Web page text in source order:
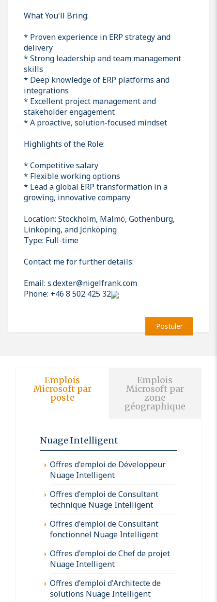
What You'll Bring:
* Proven experience in ERP strategy and
delivery
* Strong leadership and team management
skills
* Deep knowledge of ERP platforms and
integrations
* Excellent project management and
stakeholder engagement
* A proactive, solution-focused mindset
Highlights of the Role:
* Competitive salary
* Flexible working options
* Lead a global ERP transformation in a
growing, innovative company
Location: Stockholm, Malmö, Gothenburg,
Linköping, and Jönköping
Type: Full-time
Contact me for further details:
Email: s.dexter@nigelfrank.com
Phone: +46 8 502 425 32
Postuler
Emplois
Microsoft par
poste
Emplois
Microsoft par
zone
géographique
Nuage Intelligent
Offres d'emploi de Développeur
Nuage Intelligent
Offres d'emploi de Consultant
technique Nuage Intelligent
Offres d'emploi de Consultant
fonctionnel Nuage Intelligent
Offres d'emploi de Chef de projet
Nuage Intelligent
Offres d'emploi d'Architecte de
solutions Nuage Intelligent